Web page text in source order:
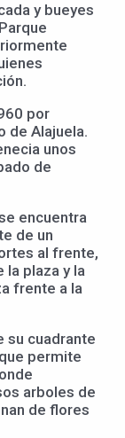
y bueyes
por
de Alajuela.
unos
de
encuentra
de un
al frente,
la plaza y la
frente a la
su cuadrante
permite
arboles de
de flores